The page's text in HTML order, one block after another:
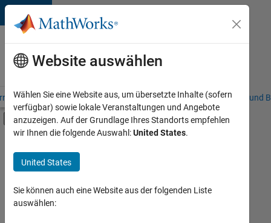
Weiter zum Inhalt
Karriere
bei
MathWorks
– Übersicht Stellensuche Niederlassungen Studierende und
Umschaltung für Off-Canvas-
Hauptinhalt
Information Technology
Customer Support
Education Sales
Sales Operations
+7
Website auswählen
Wählen Sie eine Website aus, um übersetzte Inhalte (sofern
verfügbar) sowie lokale Veranstaltungen und Angebote
anzuzeigen. Auf der Grundlage Ihres Standorts empfehlen
wir Ihnen die folgende Auswahl:United States.
United States
Sie können auch eine Website aus der folgenden Liste
auswählen: